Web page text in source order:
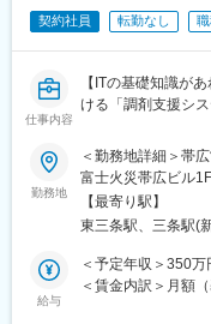
500、600くらいと
・営業担当として
きます。
◇エリア：
・北海道エリアは
けしております。
内での日帰りや数
■働き方：
・残業時間：月30H
・担当する病院に
します。
契約社員 転勤なし
仕事内容
【ITの基礎知識が
ける「調剤支援シ
【はじめに】
当ポジションは自
用～保守を担うシ
からチャレンジで
求人となっており
迎しております！
勤務地
＜勤務地詳細＞帯
富士火災帯広ビル
社の定める事業所
【最寄り駅】
東三条駅、三条駅(
給与
＜予定年収＞350
＜賃金内訳＞月額